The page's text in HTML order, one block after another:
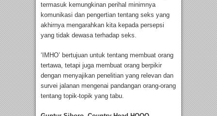
termasuk kemungkinan perihal minimnya
komunikasi dan pengertian tentang seks yang
akhirnya mengarahkan kita kepada persepsi
yang tidak dewasa terhadap seks.
‘IMHO’ bertujuan untuk tentang membuat orang
tertawa, tetapi juga membuat orang berpikir
dengan menyajikan penelitian yang relevan dan
survei jalanan mengenai pandangan orang-orang
tentang topik-topik yang tabu.